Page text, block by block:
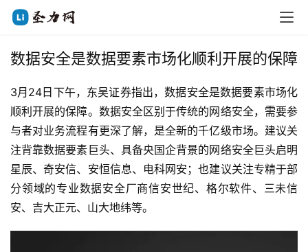
数据安全是数据要素市场化顺利开展的保障
3月24日下午，东吴证券指出，数据安全是数据要素市场化
顺利开展的保障。数据安全区别于传统的网络安全，需要参
与者对业务流程有更深了解，是全新的千亿级市场。建议关
注背靠数据要素巨头、具备央国企背景的网络安全巨头启明
星辰、奇安信、安恒信息、电科网安；也建议关注专精于部
分领域的专业数据安全厂商信安世纪、格尔软件、三未信
安、吉大正元、山大地纬等。